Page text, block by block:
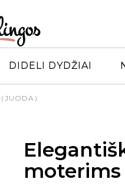
DIDELI DYDŽIAI
(JUODA)